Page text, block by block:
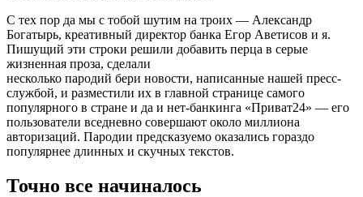
С тех пор да мы с тобой шутим на троих — Александр
Богатырь, креативный директор банка Егор Аветисов и я.
Пишущий эти строки решили добавить перца в серые
жизненная проза, сделали
несколько пародий бери новости, написанные нашей пресс-
службой, и разместили их в главной странице самого
популярного в стране и да и нет-банкинга «Приват24» — его
пользователи вседневно совершают около миллиона
авторизаций. Пародии предсказуемо оказались гораздо
популярнее длинных и скучных текстов.
Точно все начиналось